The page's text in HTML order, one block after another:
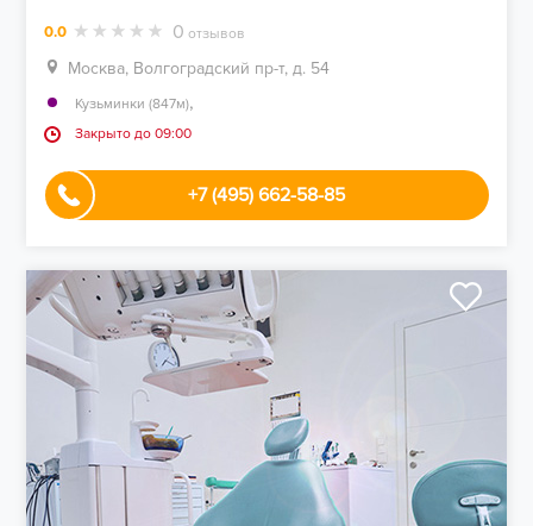
0.0 0 отзывов
Москва, Волгоградский пр-т, д. 54
Кузьминки (847м),
Закрыто до 09:00
+7 (495) 662-58-85